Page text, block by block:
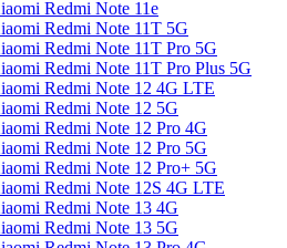
Redmi Note 11e
Redmi Note 11T 5G
Redmi Note 11T Pro 5G
Redmi Note 11T Pro Plus 5G
Redmi Note 12 4G LTE
Redmi Note 12 5G
Redmi Note 12 Pro 4G
Redmi Note 12 Pro 5G
Redmi Note 12 Pro+ 5G
Redmi Note 12S 4G LTE
Redmi Note 13 4G
Redmi Note 13 5G